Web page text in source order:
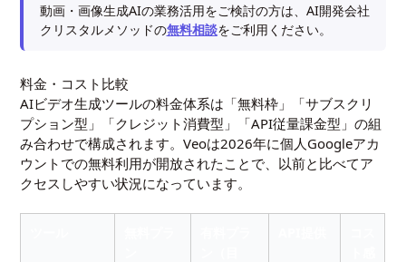
動画・画像生成AIの業務活用をご検討の方は、AI開発会社
クリスタルメソッドの無料相談をご利用ください。
料金・コスト比較
AIビデオ生成ツールの料金体系は「無料枠」「サブスクリ
プション型」「クレジット消費型」「API従量課金型」の組
み合わせで構成されます。Veoは2026年に個人Googleアカ
ウントでの無料利用が開放されたことで、以前と比べてア
クセスしやすい状況になっています。